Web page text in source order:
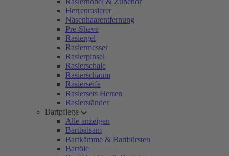
Herrenrasierer
Nasenhaarentfernung
Pre-Shave
Rasiergel
Rasiermesser
Rasierpinsel
Rasierschale
Rasierschaum
Rasierseife
Rasiersets Herren
Rasierständer
Bartpflege
Alle anzeigen
Bartbalsam
Bartkämme & Bartbürsten
Bartöle